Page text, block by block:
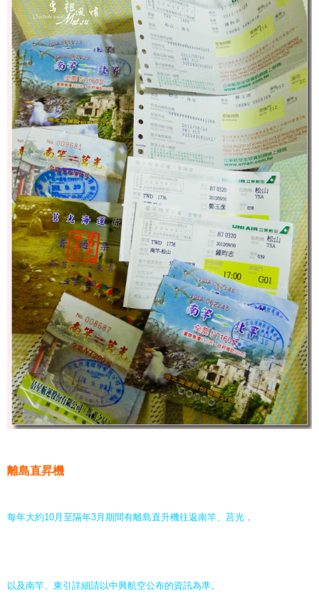
離島直昇機
每年大約10月至隔年3月期間有離島直升機往返南竿、莒光，
以及南竿、東引詳細請以中興航空公布的資訊為準。